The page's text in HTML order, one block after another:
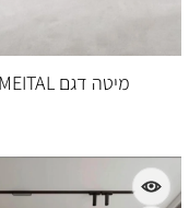
מיטה דגם MEITAL